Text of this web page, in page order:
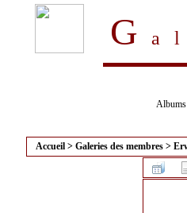
G
Albums
Accueil > Galeries des membres >